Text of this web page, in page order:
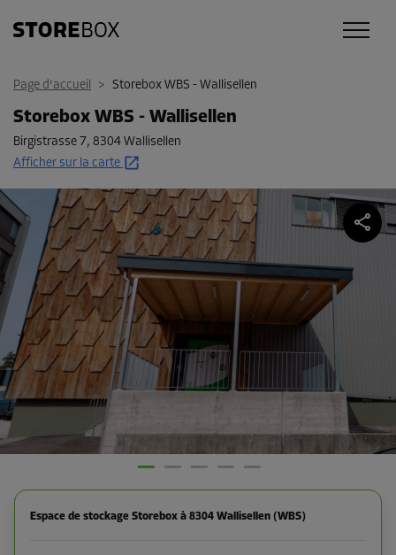
Page d'accueil > Storebox WBS - Wallisellen
Storebox WBS - Wallisellen
Birgistrasse 7, 8304 Wallisellen
Afficher sur la carte
Espace de stockage Storebox à 8304 Wallisellen (WBS)